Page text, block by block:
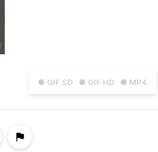
● GIF SD ● GIF HD ● MP4